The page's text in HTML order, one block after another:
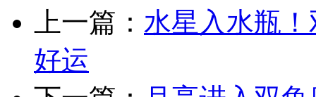
上一篇： 水星入水瓶
好运